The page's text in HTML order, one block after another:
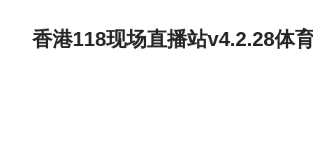
香港118现场直播站v4.2.28体